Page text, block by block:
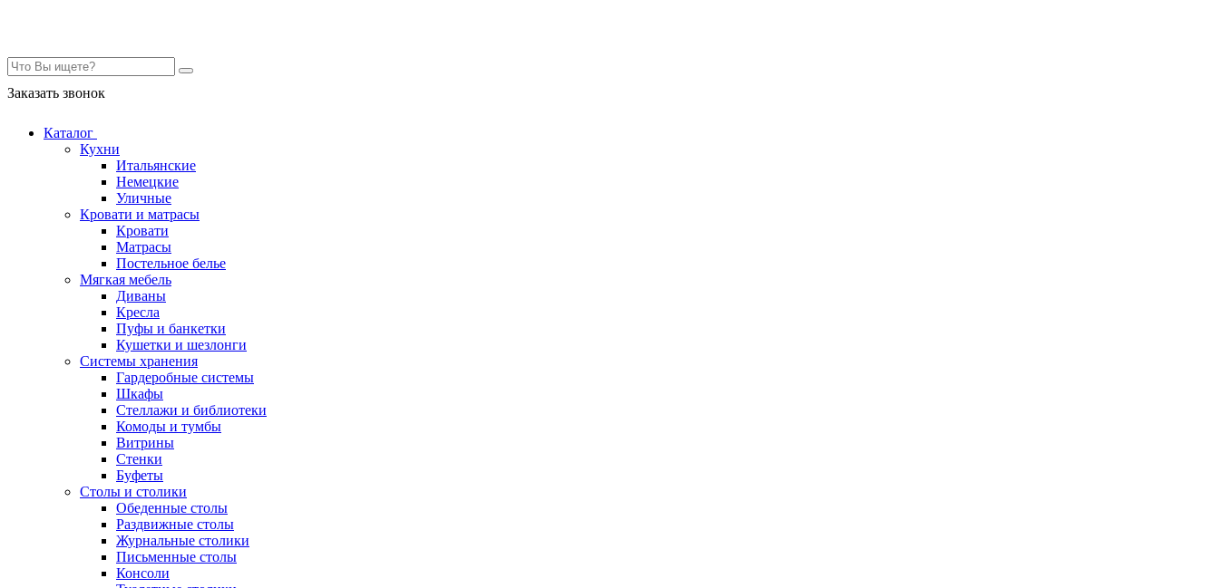
Заказать звонок
Каталог
Кухни
Итальянские
Немецкие
Уличные
Кровати и матрасы
Кровати
Матрасы
Постельное белье
Мягкая мебель
Диваны
Кресла
Пуфы и банкетки
Кушетки и шезлонги
Системы хранения
Гардеробные системы
Шкафы
Стеллажи и библиотеки
Комоды и тумбы
Витрины
Стенки
Буфеты
Столы и столики
Обеденные столы
Раздвижные столы
Журнальные столики
Письменные столы
Консоли